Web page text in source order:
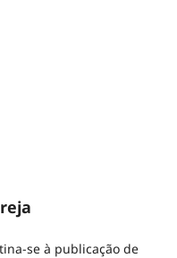
se à publicação de